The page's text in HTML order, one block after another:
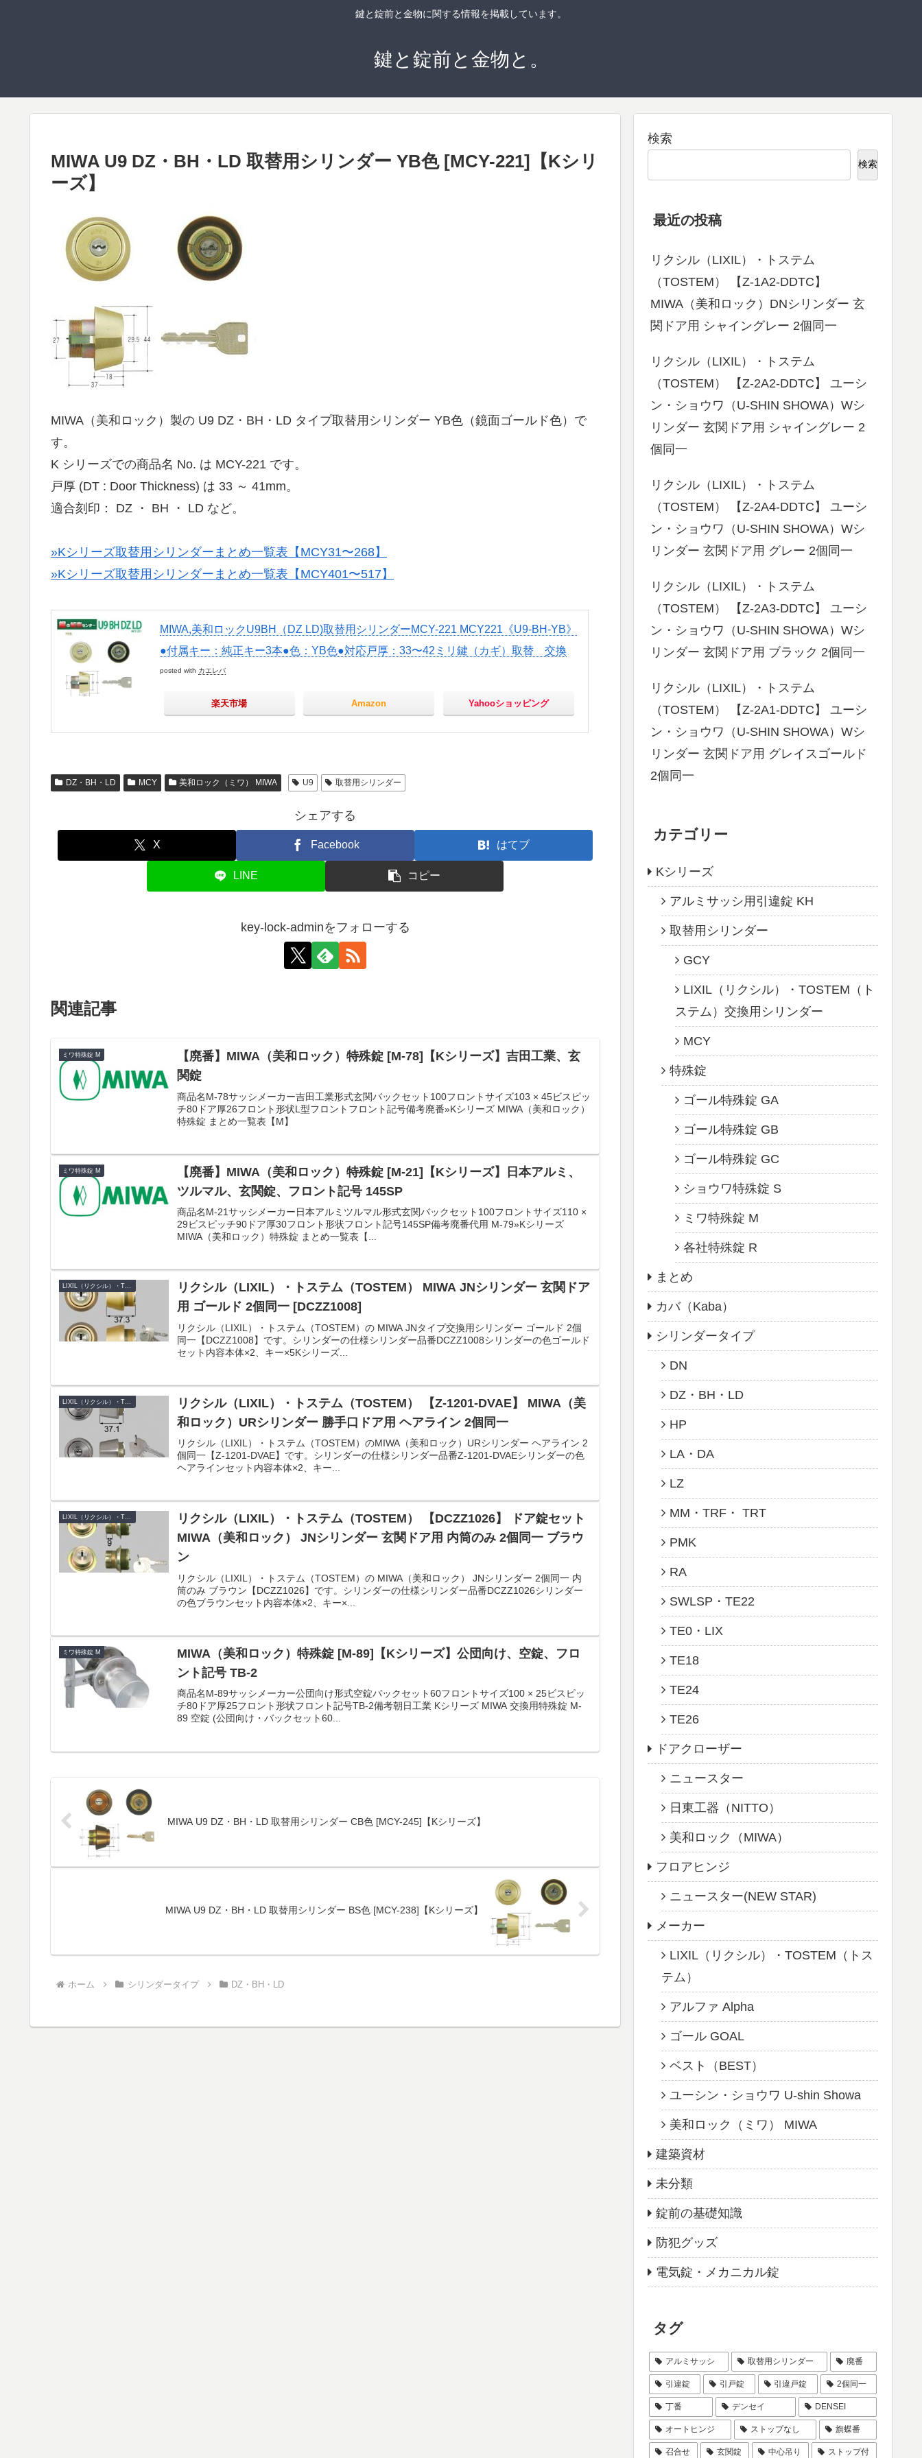
鍵と錠前と金物に関する情報を掲載しています。
鍵と錠前と金物と。
MIWA U9 DZ・BH・LD 取替用シリンダー YB色 [MCY-221]【Kシリ
ーズ】
MIWA（美和ロック）製の U9 DZ・BH・LD タイプ取替用シリンダー YB色（鏡面ゴールド色）で
す。
K シリーズでの商品名 No. は MCY-221 です。
戸厚 (DT : Door Thickness) は 33 ～ 41mm。
適合刻印： DZ ・ BH ・ LD など。
»Kシリーズ取替用シリンダーまとめ一覧表【MCY31〜268】
»Kシリーズ取替用シリンダーまとめ一覧表【MCY401〜517】
MIWA,美和ロックU9BH（DZ LD)取替用シリンダーMCY-221 MCY221《U9-BH-YB》
●付属キー：純正キー3本●色：YB色●対応戸厚：33〜42ミリ鍵（カギ）取替 交換
posted with カエレバ
楽天市場 Amazon Yahooショッピング
DZ・BH・LD MCY 美和ロック（ミワ） MIWA U9 取替用シリンダー
シェアする
X Facebook はてブ
LINE コピー
key-lock-adminをフォローする
関連記事
ミワ特殊錠 M
【廃番】MIWA（美和ロック）特殊錠 [M-78]【Kシリーズ】吉田工業、玄
関錠
商品名M-78サッシメーカー吉田工業形式玄関バックセット100フロントサイズ103 × 45ビスピッ
チ80ドア厚26フロント形状L型フロントフロント記号備考廃番»Kシリーズ MIWA（美和ロック）
特殊錠 まとめ一覧表【M】
ミワ特殊錠 M
【廃番】MIWA（美和ロック）特殊錠 [M-21]【Kシリーズ】日本アルミ、
ツルマル、玄関錠、フロント記号 145SP
商品名M-21サッシメーカー日本アルミツルマル形式玄関バックセット100フロントサイズ110 ×
29ビスピッチ90ドア厚30フロント形状フロント記号145SP備考廃番代用 M-79»Kシリーズ
MIWA（美和ロック）特殊錠 まとめ一覧表【...
LIXIL（リクシル）・TOSTEM（トステム）
リクシル（LIXIL）・トステム（TOSTEM） MIWA JNシリンダー 玄関ドア
用 ゴールド 2個同一 [DCZZ1008]
リクシル（LIXIL）・トステム（TOSTEM）の MIWA JNタイプ交換用シリンダー ゴールド 2個
同一【DCZZ1008】です。シリンダーの仕様シリンダー品番DCZZ1008シリンダーの色ゴールド
セット内容本体×2、キー×5Kシリーズ...
リクシル（LIXIL）・トステム（TOSTEM） 【Z-1201-DVAE】 MIWA（美
和ロック）URシリンダー 勝手口ドア用 ヘアライン 2個同一
リクシル（LIXIL）・トステム（TOSTEM）のMIWA（美和ロック）URシリンダー ヘアライン 2
個同一【Z-1201-DVAE】です。シリンダーの仕様シリンダー品番Z-1201-DVAEシリンダーの色
ヘアラインセット内容本体×2、キー...
LIXIL（リクシル）・TOSTEM（トステム）
リクシル（LIXIL）・トステム（TOSTEM） 【DCZZ1026】 ドア錠セット
MIWA（美和ロック） JNシリンダー 玄関ドア用 内筒のみ 2個同一 ブラウ
ン
リクシル（LIXIL）・トステム（TOSTEM）の MIWA（美和ロック） JNシリンダー 2個同一 内
筒のみ ブラウン【DCZZ1026】です。シリンダーの仕様シリンダー品番DCZZ1026シリンダー
の色ブラウンセット内容本体×2、キー×...
ミワ特殊錠 M
MIWA（美和ロック）特殊錠 [M-89]【Kシリーズ】公団向け、空錠、フロ
ント記号 TB-2
商品名M-89サッシメーカー公団向け形式空錠バックセット60フロントサイズ100 × 25ビスピッ
チ80ドア厚25フロント形状フロント記号TB-2備考朝日工業 Kシリーズ MIWA 交換用特殊錠 M-
89 空錠 (公団向け・バックセット60...
MIWA U9 DZ・BH・LD 取替用シリンダー CB色 [MCY-245]【Kシリーズ】
MIWA U9 DZ・BH・LD 取替用シリンダー BS色 [MCY-238]【Kシリーズ】
ホーム シリンダータイプ DZ・BH・LD
検索
検索
最近の投稿
リクシル（LIXIL）・トステム
（TOSTEM） 【Z-1A2-DDTC】
MIWA（美和ロック）DNシリンダー 玄
関ドア用 シャイングレー 2個同一
リクシル（LIXIL）・トステム
（TOSTEM） 【Z-2A2-DDTC】 ユーシ
ン・ショウワ（U-SHIN SHOWA）Wシ
リンダー 玄関ドア用 シャイングレー 2
個同一
リクシル（LIXIL）・トステム
（TOSTEM） 【Z-2A4-DDTC】 ユーシ
ン・ショウワ（U-SHIN SHOWA）Wシ
リンダー 玄関ドア用 グレー 2個同一
リクシル（LIXIL）・トステム
（TOSTEM） 【Z-2A3-DDTC】 ユーシ
ン・ショウワ（U-SHIN SHOWA）Wシ
リンダー 玄関ドア用 ブラック 2個同一
リクシル（LIXIL）・トステム
（TOSTEM） 【Z-2A1-DDTC】 ユーシ
ン・ショウワ（U-SHIN SHOWA）Wシ
リンダー 玄関ドア用 グレイスゴールド
2個同一
カテゴリー
Kシリーズ
アルミサッシ用引違錠 KH
取替用シリンダー
GCY
LIXIL（リクシル）・TOSTEM（ト
ステム）交換用シリンダー
MCY
特殊錠
ゴール特殊錠 GA
ゴール特殊錠 GB
ゴール特殊錠 GC
ショウワ特殊錠 S
ミワ特殊錠 M
各社特殊錠 R
まとめ
カバ（Kaba）
シリンダータイプ
DN
DZ・BH・LD
HP
LA・DA
LZ
MM・TRF・ TRT
PMK
RA
SWLSP・TE22
TE0・LIX
TE18
TE24
TE26
ドアクローザー
ニュースター
日東工器（NITTO）
美和ロック（MIWA）
フロアヒンジ
ニュースター(NEW STAR)
メーカー
LIXIL（リクシル）・TOSTEM（トス
テム）
アルファ Alpha
ゴール GOAL
ベスト（BEST）
ユーシン・ショウワ U-shin Showa
美和ロック（ミワ） MIWA
建築資材
未分類
錠前の基礎知識
防犯グッズ
電気錠・メカニカル錠
タグ
アルミサッシ 取替用シリンダー 廃番
引違錠 引戸錠 引違戸錠 2個同一
丁番 デンセイ DENSEI
オートヒンジ ストップなし 旗蝶番
召合せ 玄関錠 中心吊り ストップ付